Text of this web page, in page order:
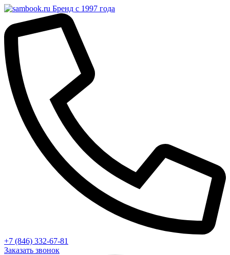
Бренд с 1997 года
+7 (846) 332-67-81
Заказать звонок